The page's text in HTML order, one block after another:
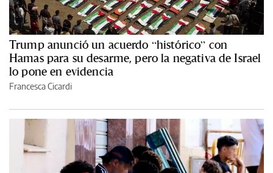
Trump anunció un acuerdo “histórico” con
Hamas para su desarme, pero la negativa de Israel
lo pone en evidencia
Francesca Cicardi